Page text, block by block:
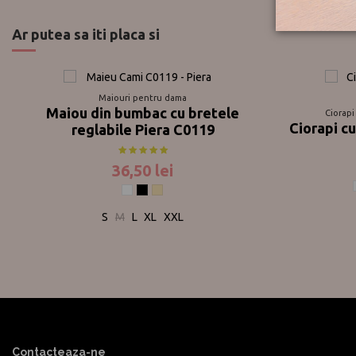
Ar putea sa iti placa si
Maiouri pentru dama
Maiou din bumbac cu bretele
reglabile Piera C0119
36,50 lei
AlbNegru
Bej
S
M L XL XXL
Ciorapi
Contacteaza-ne